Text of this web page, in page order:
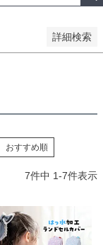
詳細検索
おすすめ順
7件中 1-7件表示